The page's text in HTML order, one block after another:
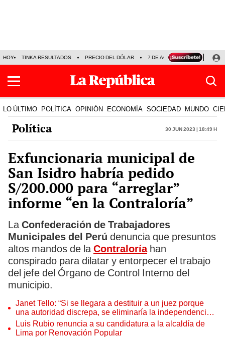
HOY TINKA RESULTADOS PRECIO DEL DÓLAR 7 DE AGOSTO OLLANTA
LO ÚLTIMO POLÍTICA OPINIÓN ECONOMÍA SOCIEDAD MUNDO
Política 30 Jun 2023 | 18:49 h
Exfuncionaria municipal de
San Isidro habría pedido
S/200.000 para “arreglar”
informe “en la Contraloría”
La Confederación de Trabajadores
Municipales del Perú denuncia que presuntos
altos mandos de la Contraloríahan
conspirado para dilatar y entorpecer el trabajo
del jefe del Órgano de Control Interno del
municipio.
Janet Tello: “Si se llegara a destituir a un juez porque
una autoridad discrepa, se eliminaría la independencia
judicial”
Luis Rubio renuncia a su candidatura a la alcaldía de
Lima por Renovación Popular